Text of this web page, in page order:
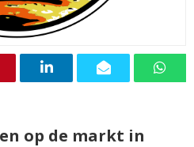
op de markt in